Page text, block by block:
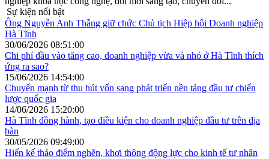
Sự kiện nổi bật
Ông Nguyễn Anh Thắng giữ chức Chủ tịch Hiệp hội Doanh nghiệp
Hà Tĩnh
30/06/2026 08:51:00
Chi phí đầu vào tăng cao, doanh nghiệp vừa và nhỏ ở Hà Tĩnh thích
ứng ra sao?
15/06/2026 14:54:00
Chuyển mạnh từ thu hút vốn sang phát triển nền tảng đầu tư chiến
lược quốc gia
14/06/2026 15:20:00
Hà Tĩnh đồng hành, tạo điều kiện cho doanh nghiệp đầu tư trên địa
bàn
30/05/2026 09:49:00
Hiến kế tháo điểm nghẽn, khơi thông động lực cho kinh tế tư nhân